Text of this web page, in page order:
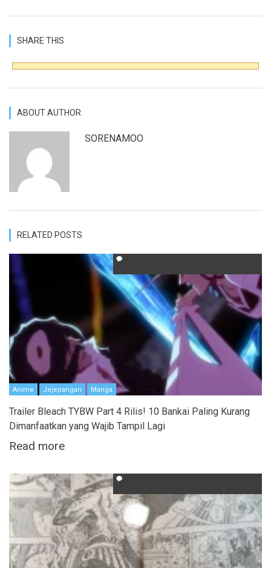
SHARE THIS
ABOUT AUTHOR
SORENAMOO
RELATED POSTS
Anime Jejepangan Manga
Trailer Bleach TYBW Part 4 Rilis! 10 Bankai Paling Kurang
Dimanfaatkan yang Wajib Tampil Lagi
Read more